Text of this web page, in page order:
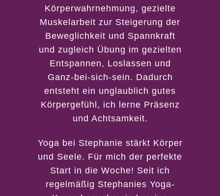
Mir ist bewußt, dass ich mit
dem Abschicken dieses
Formulars persönliche Daten
übermittle. Ich habe die
Datenschutzerklärung zur
Kenntnis genommen und bin
damit einverstanden, dass
meine Daten gespeichert
werden. Meine Daten werden
nur zur Bearbeitung und
Beantwortung meiner Anfrage
genutzt und nicht an Dritte
weitergegeben.
Körperwahrnehmung, gezielte
Muskelarbeit zur Steigerung der
Beweglichkeit und Spannkraft
und zugleich Übung im gezielten
Entspannen, Loslassen und
Ganz-bei-sich-sein. Dadurch
entsteht ein unglaublich gutes
Körpergefühl, ich lerne Präsenz
und Achtsamkeit.
Yoga bei Stephanie stärkt Körper
und Seele. Für mich der perfekte
Start in die Woche! Seit ich
regelmäßig Stephanies Yoga-